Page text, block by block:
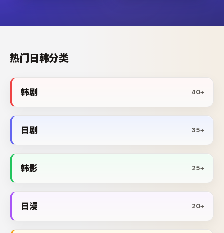
热门日韩分类
韩剧 40+
日剧 35+
韩影 25+
日漫 20+